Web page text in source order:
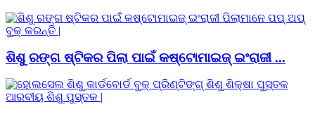
ଶିଶୁ ରଙ୍ଗ ଷ୍ଟିକର ପିଲା ପାଇଁ କଷ୍ଟୋମାଇଜ୍ ଇଂରାଜୀ ...